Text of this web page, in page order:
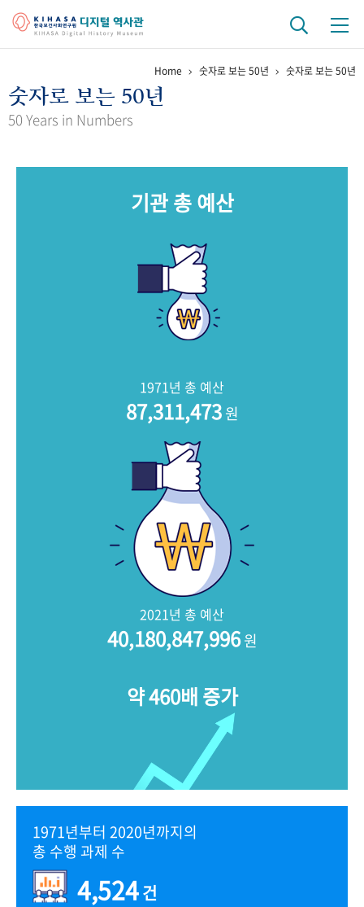
걸어온 길 기관 변천사 역대 기관장
키워드로 보는 연구 역사
문서 기록물 행정박물
Home 숫자로 보는 50년 숫자로 보는 50년
숫자로 보는 50년
50 Years in Numbers
기관 총 예산
1971년 총 예산
87,311,473원
2021년 총 예산
40,180,847,996원
약 460배 증가
1971년부터 2020년까지의
총 수행 과제 수
4,524건